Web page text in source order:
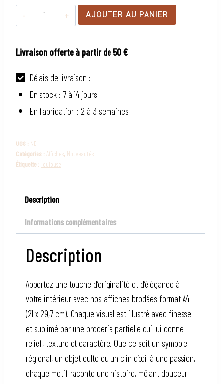
quantité
de
brodée
Vélo
du
Midi
AJOUTER AU PANIER
Livraison offerte à partir de 50 €
Délais de livraison :
En stock : 7 à 14 jours
En fabrication : 2 à 3 semaines
UGS : ND
Catégories : Affiches, Nouveautés
Étiquette : Toulouse
Description
Informations complémentaires
Description
Apportez une touche d’originalité et d’élégance à
votre intérieur avec nos affiches brodées format A4
(21 x 29,7 cm). Chaque visuel est illustré avec finesse
et sublimé par une broderie partielle qui lui donne
relief, texture et caractère. Que ce soit un symbole
régional, un objet culte ou un clin d’œil à une passion,
chaque motif raconte une histoire, mêlant douceur